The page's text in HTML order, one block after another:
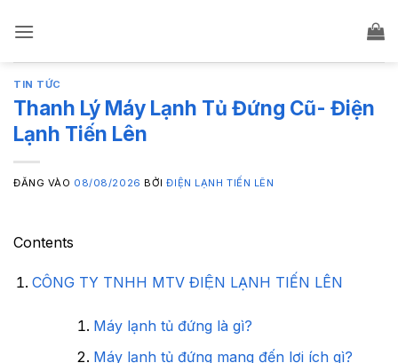
qua
dungTIN TỨC
Thanh Lý Máy Lạnh Tủ Đứng Cũ- Điện
Lạnh Tiến Lên
ĐĂNG VÀO 08/08/2026 BỞIĐIỆN LẠNH TIẾN LÊN
Contents
CÔNG TY TNHH MTV ĐIỆN LẠNH TIẾN LÊN
Máy lạnh tủ đứng là gì?
Máy lạnh tủ đứng mang đến lợi ích gì?